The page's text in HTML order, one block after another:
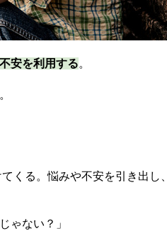
安を利用する。
くる。悩みや不安を引き出し、
ゃない？」